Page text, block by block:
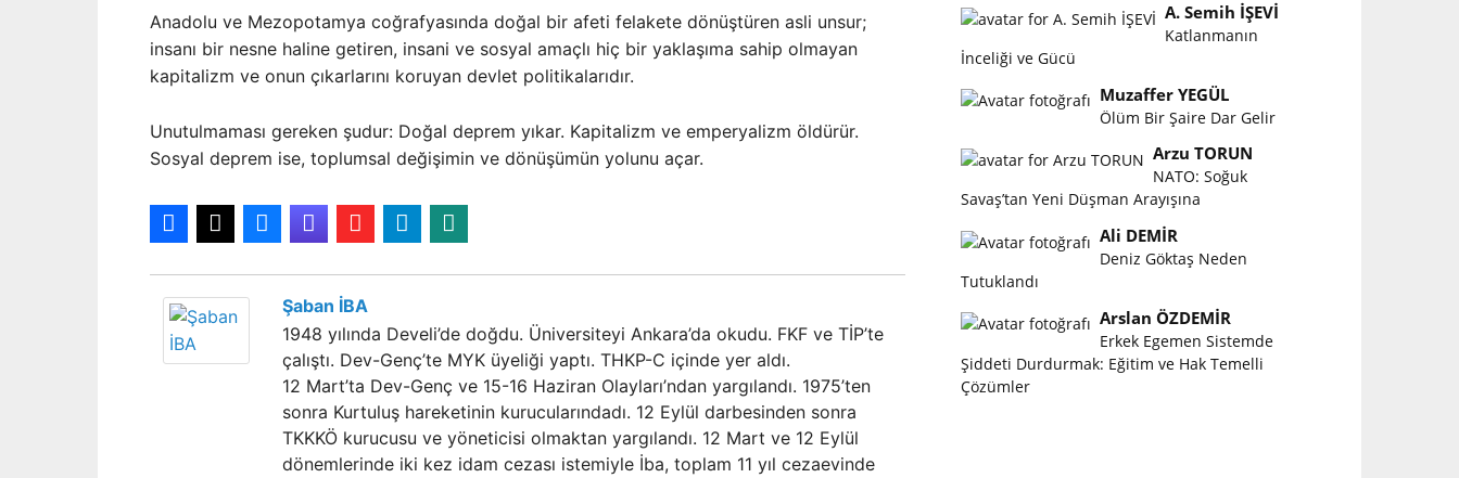
Anadolu ve Mezopotamya coğrafyasında doğal bir afeti felakete dönüştüren asli unsur;
insanı bir nesne haline getiren, insani ve sosyal amaçlı hiç bir yaklaşıma sahip olmayan
kapitalizm ve onun çıkarlarını koruyan devlet politikalarıdır.
Unutulmaması gereken şudur: Doğal deprem yıkar. Kapitalizm ve emperyalizm öldürür.
Sosyal deprem ise, toplumsal değişimin ve dönüşümün yolunu açar.
Şaban İBA
1948 yılında Develi’de doğdu. Üniversiteyi Ankara’da okudu. FKF ve TİP’te
çalıştı. Dev-Genç’te MYK üyeliği yaptı. THKP-C içinde yer aldı.
12 Mart’ta Dev-Genç ve 15-16 Haziran Olayları’ndan yargılandı. 1975’ten
sonra Kurtuluş hareketinin kurucularındadı. 12 Eylül darbesinden sonra
TKKKÖ kurucusu ve yöneticisi olmaktan yargılandı. 12 Mart ve 12 Eylül
dönemlerinde iki kez idam cezası istemiyle İba, toplam 11 yıl cezaevinde
A. Semih İŞEVİ
Katlanmanın
İnceliği ve Gücü
Muzaffer YEGÜL
Ölüm Bir Şaire Dar Gelir
Arzu TORUN
NATO: Soğuk
Savaş’tan Yeni Düşman Arayışına
Ali DEMİR
Deniz Göktaş Neden
Tutuklandı
Arslan ÖZDEMİR
Erkek Egemen Sistemde
Şiddeti Durdurmak: Eğitim ve Hak Temelli
Çözümler